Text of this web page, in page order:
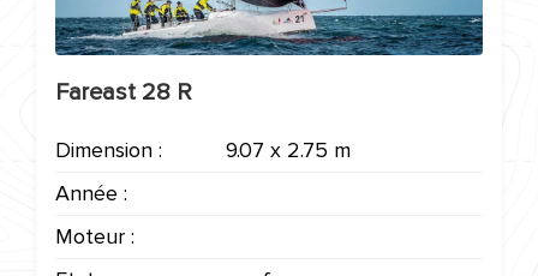
Fareast 28 R
Dimension :
9.07 x 2.75 m
Année :
Moteur :